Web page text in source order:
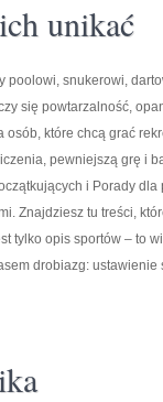
unikać
poolowi, snukerowi,
się powtarzalność,
osób, które chcą grać
pewniejszą grę i
i Porady dla
Znajdziesz tu treści,
tylko opis sportów – to
drobiazg: ustawienie